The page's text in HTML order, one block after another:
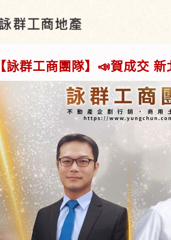
【詠群工商團隊】📣賀成交